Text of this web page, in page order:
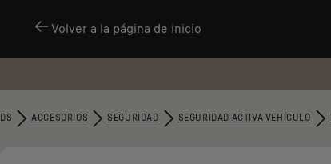
Volver a la página de inicio
DS ACCESORIOS SEGURIDAD SEGURIDAD ACTIVA VEHÍCULO